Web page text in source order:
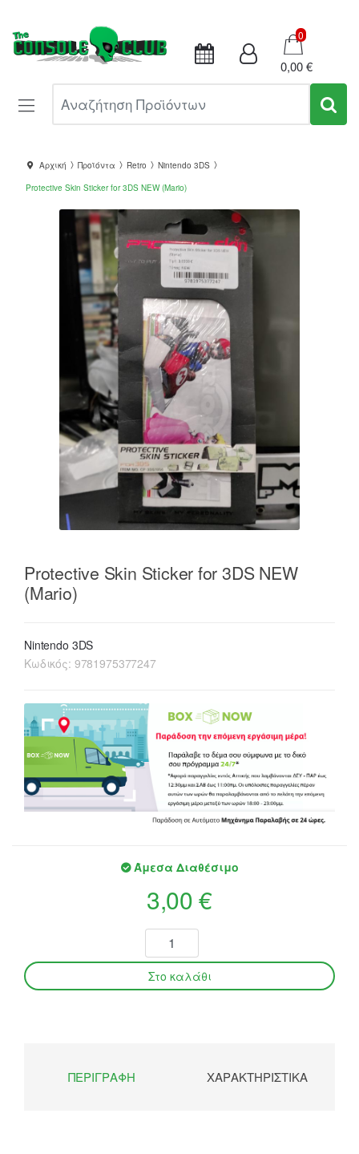
Καλάθι
0
0,00 €
Αρχική Προϊόντα Retro
Nintendo 3DS
Protective Skin Sticker for 3DS NEW (Mario)
Protective Skin Sticker for 3DS NEW
(Mario)
Nintendo 3DS
Κωδικός: 9781975377247
Άμεσα Διαθέσιμο
3,00 €
ΠΕΡΙΓΡΑΦΉ ΧΑΡΑΚΤΗΡΙΣΤΙΚΆ